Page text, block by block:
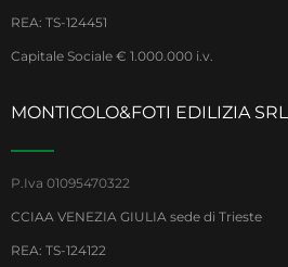
REA: TS-124451
Capitale Sociale € 1.000.000 i.v.
MONTICOLO&FOTI EDILIZIA SRL
P.Iva 01095470322
CCIAA VENEZIA GIULIA sede di Trieste
REA: TS-124122